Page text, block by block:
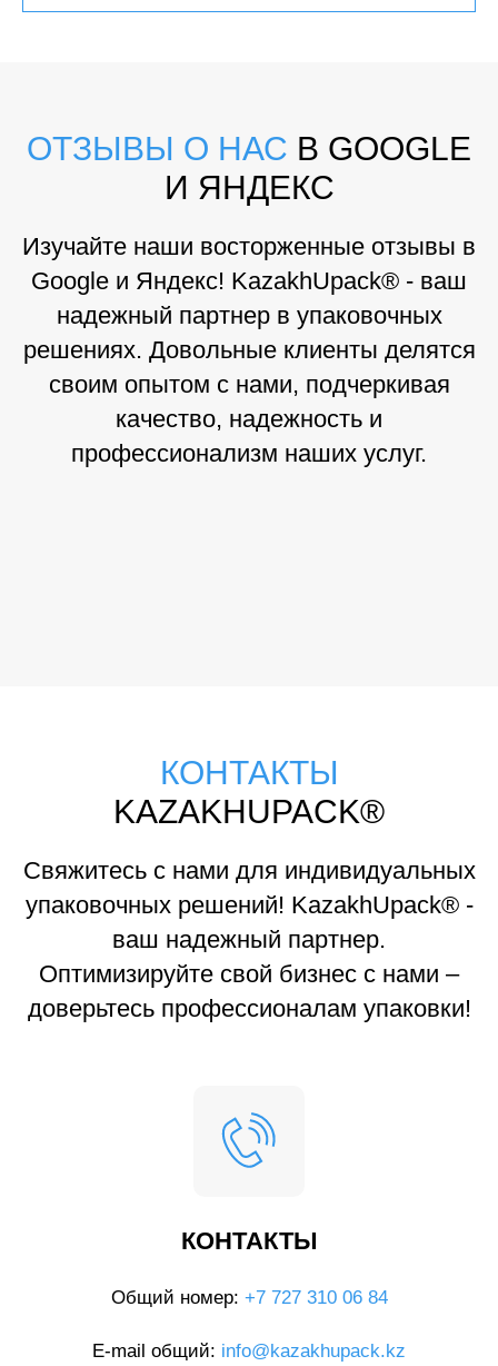
ОТЗЫВЫ О НАС В GOOGLE
И ЯНДЕКС
Изучайте наши восторженные отзывы в
Google и Яндекс! KazakhUpack® - ваш
надежный партнер в упаковочных
решениях. Довольные клиенты делятся
своим опытом с нами, подчеркивая
качество, надежность и
профессионализм наших услуг.
КОНТАКТЫ
KAZAKHUPACK®
Свяжитесь с нами для индивидуальных
упаковочных решений! KazakhUpack® -
ваш надежный партнер.
Оптимизируйте свой бизнес с нами –
доверьтесь профессионалам упаковки!
КОНТАКТЫ
Общий номер: +7 727 310 06 84
E-mail общий: info@kazakhupack.kz